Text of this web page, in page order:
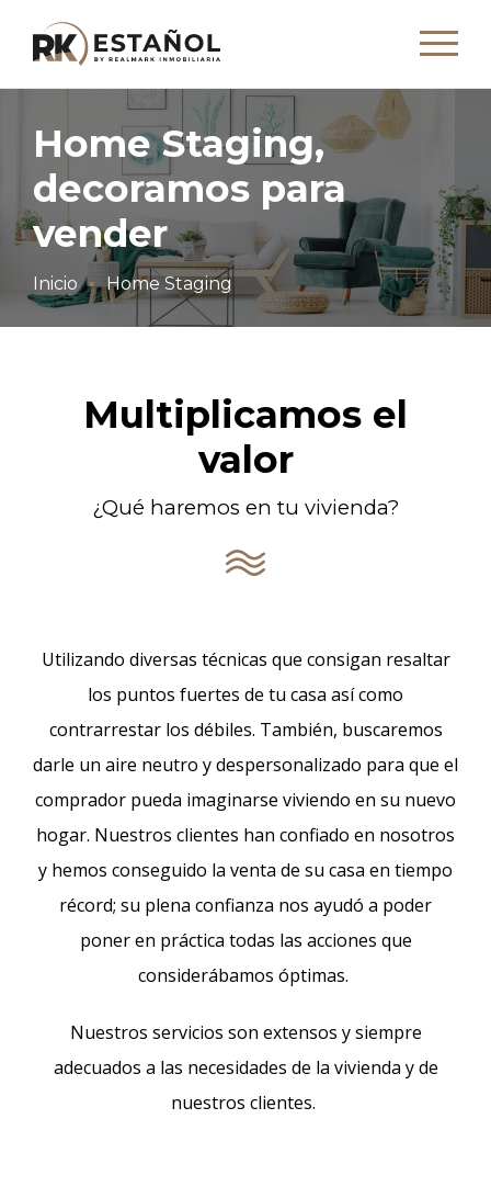
Home Staging,
decoramos para
vender
Inicio Home Staging
Multiplicamos el
valor
¿Qué haremos en tu vivienda?
Utilizando diversas técnicas que consigan resaltar
los puntos fuertes de tu casa así como
contrarrestar los débiles. También, buscaremos
darle un aire neutro y despersonalizado para que el
comprador pueda imaginarse viviendo en su nuevo
hogar. Nuestros clientes han confiado en nosotros
y hemos conseguido la venta de su casa en tiempo
récord; su plena confianza nos ayudó a poder
poner en práctica todas las acciones que
considerábamos óptimas.
Nuestros servicios son extensos y siempre
adecuados a las necesidades de la vivienda y de
nuestros clientes.